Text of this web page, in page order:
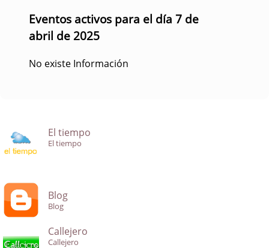
Eventos activos para el día 7 de
abril de 2025
No existe Información
El tiempo
El tiempo
Blog
Blog
Callejero
Callejero